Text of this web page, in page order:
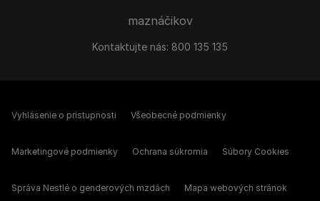
maznáčikov
Kontaktujte nás: 800 135 135
Vyhlásenie o prístupnosti Všeobecné podmienky
Marketingové podmienky Ochrana súkromia Súbory Cookies
Správa Nestlé o genderových mzdách Mapa webových stránok